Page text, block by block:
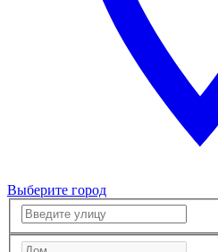
Выберите город